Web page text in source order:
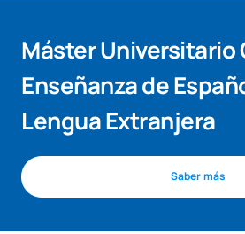
Máster Universitario
Enseñanza de
Lengua Extranjera
Saber más